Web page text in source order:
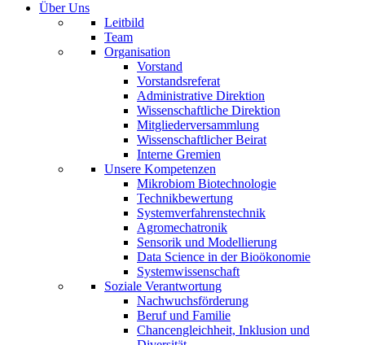
Über Uns
Leitbild
Team
Organisation
Vorstand
Vorstandsreferat
Administrative Direktion
Wissenschaftliche Direktion
Mitgliederversammlung
Wissenschaftlicher Beirat
Interne Gremien
Unsere Kompetenzen
Mikrobiom Biotechnologie
Technikbewertung
Systemverfahrenstechnik
Agromechatronik
Sensorik und Modellierung
Data Science in der Bioökonomie
Systemwissenschaft
Soziale Verantwortung
Nachwuchsförderung
Beruf und Familie
Chancengleichheit, Inklusion und